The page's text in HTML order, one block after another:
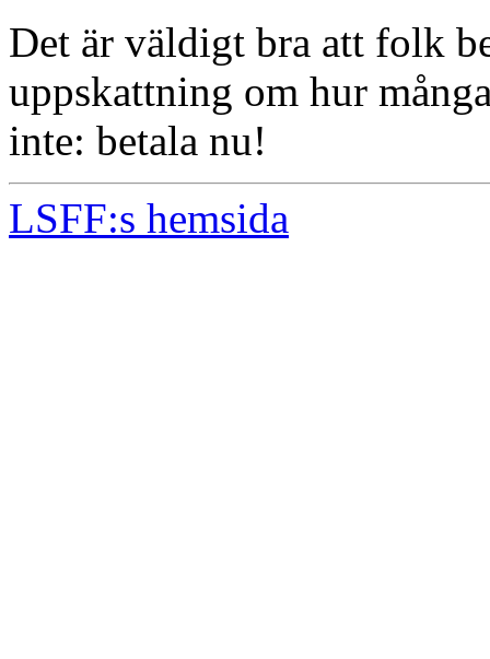
Det är väldigt bra att folk
uppskattning om hur
inte: betala nu!
LSFF:s hemsida